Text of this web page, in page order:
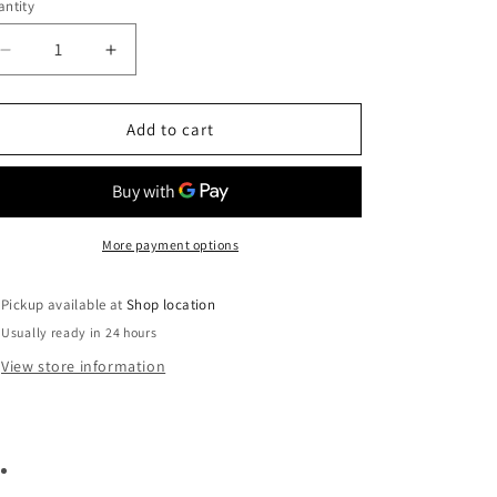
Decrease
quantity
for
Fit™
Increase
quantity
for
Comfort
Fit™
Glove
Add to cart
More payment options
Pickup available atShop location
Usually ready in 24 hours
View store information